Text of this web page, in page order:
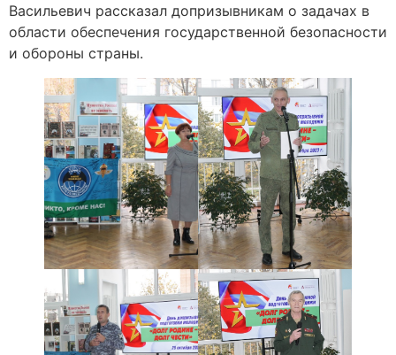
Васильевич рассказал допризывникам о задачах в
области обеспечения государственной безопасности
и обороны страны.